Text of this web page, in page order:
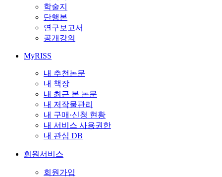
학술지
단행본
연구보고서
공개강의
MyRISS
내 추천논문
내 책장
내 최근 본 논문
내 저작물관리
내 구매·신청 현황
내 서비스 사용권한
내 관심 DB
회원서비스
회원가입